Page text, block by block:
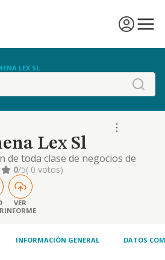
LEX SL
Lex Sl
de toda clase de negocios de
cafeterías, bares,
pubs, y cualquier otra
con el ramo de
a servicios de comidas y
0/5( 0 votos)
VER
INFORME
INFORMACIÓN GENERAL DATOS